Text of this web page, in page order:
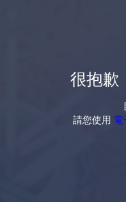
很抱歉
請您使用 電